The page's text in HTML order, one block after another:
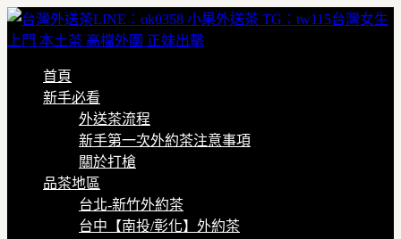
首頁
新手必看
外送茶流程
新手第一次外約茶注意事項
關於打槍
品茶地區
台北-新竹外約茶
台中【南投/彰化】外約茶